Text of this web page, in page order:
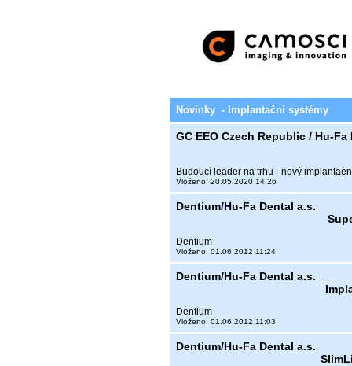
Novinky - Implantační systémy
GC EEO Czech Republic / Hu-Fa
Budoucí leader na trhu - nový
Vloženo: 20.05.2020 14:26
Dentium/Hu-Fa Dental a.s.
Dentium
Vloženo: 01.06.2012 11:24
Dentium/Hu-Fa Dental a.s.
Dentium
Vloženo: 01.06.2012 11:03
Dentium/Hu-Fa Dental a.s.